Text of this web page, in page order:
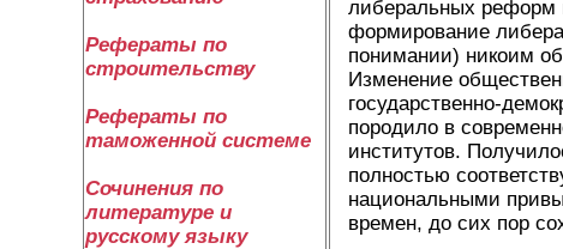
Рефераты по
строительству
Рефераты по
таможенной системе
Сочинения по
литературе и
русскому языку
либеральных реформ
формирование
понимании) никоим
Изменение
государственно-
породило в
институтов.
полностью
национальными
времен, до сих пор